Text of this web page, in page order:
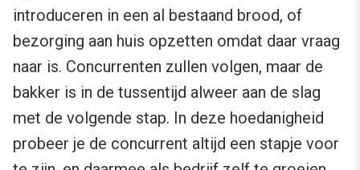
introduceren in een al bestaand brood, of
bezorging aan huis opzetten omdat daar vraag
naar is. Concurrenten zullen volgen, maar de
bakker is in de tussentijd alweer aan de slag
met de volgende stap. In deze hoedanigheid
probeer je de concurrent altijd een stapje voor